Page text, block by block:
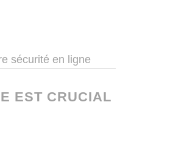
sécurité en ligne
EST CRUCIAL